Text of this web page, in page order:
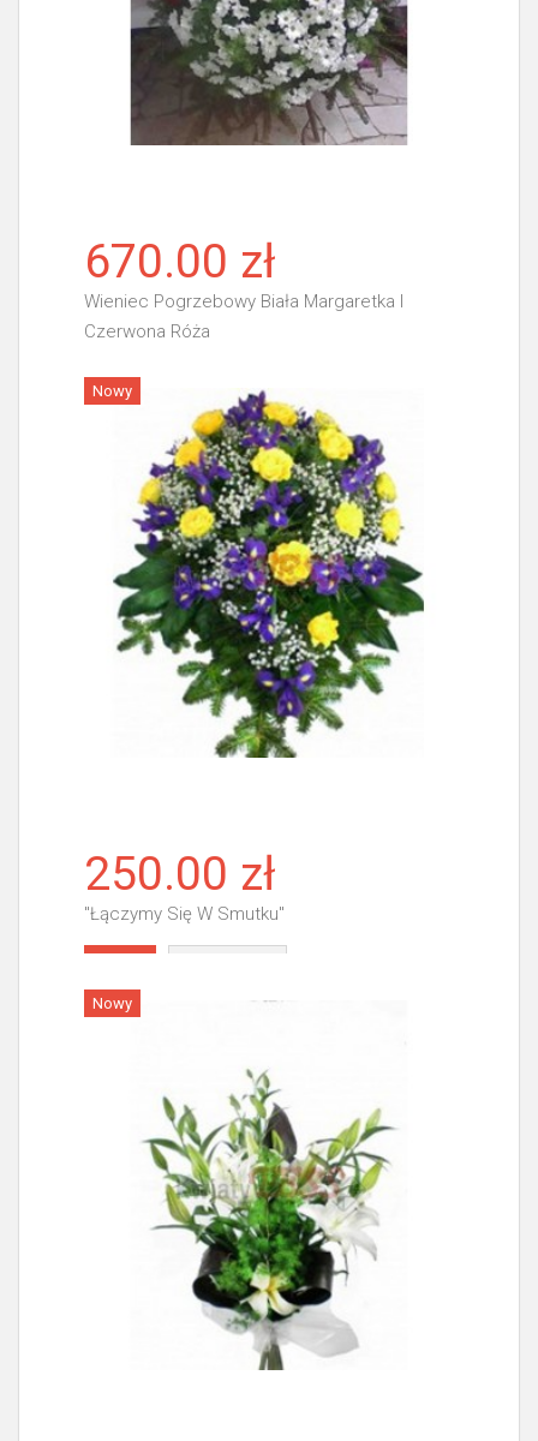
670.00 zł
Wieniec Pogrzebowy Biała Margaretka I
Czerwona Róża
Więcej
Nowy
250.00 zł
"Łączymy Się W Smutku"
Nowy